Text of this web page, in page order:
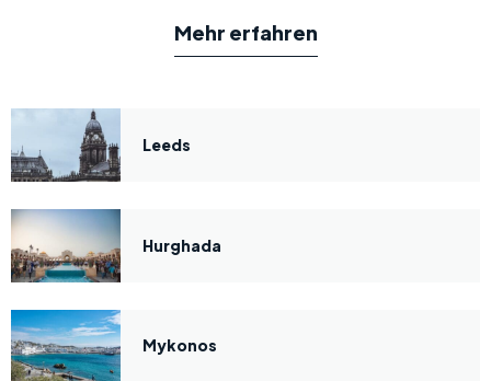
Mehr erfahren
Leeds
Hurghada
Mykonos